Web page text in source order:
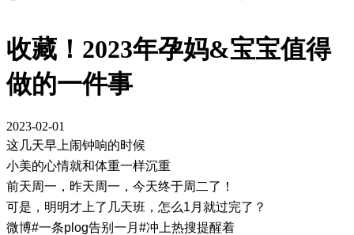
收藏！2023年孕妈&宝宝值得
做的一件事
2023-02-01
这几天早上闹钟响的时候
小美的心情就和体重一样沉重
前天周一，昨天周一，今天终于周二了！
可是，明明才上了几天班，怎么1月就过完了？
微博#一条plog告别一月#冲上热搜提醒着